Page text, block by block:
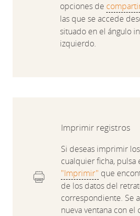
opciones de
las que se accede
situado en el ángulo
izquierdo.
Imprimir registros
Si deseas imprimir
cualquier ficha, pulsa
"Imprimir" que
de los datos del
correspondiente. Se
nueva ventana con el